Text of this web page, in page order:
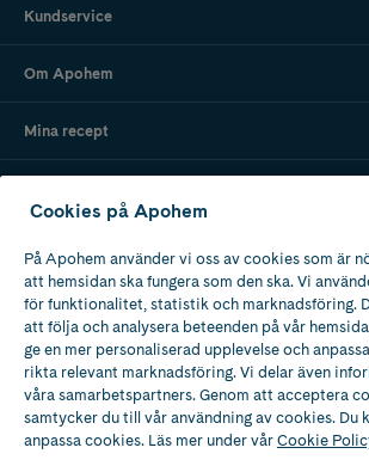
Kundservice
Om Apohem
Mina recept
Apotek med tillstånd
av Läkemedelsverket
Cookies på Apohem
På Apohem använder vi oss av cookies som är
att hemsidan ska fungera som den ska. Vi
för funktionalitet, statistik och marknadsföring.
att följa och analysera beteenden på vår
ge en mer personaliserad upplevelse och
rikta relevant marknadsföring. Vi delar även
våra samarbetspartners. Genom att acceptera
samtycker du till vår användning av cookies. Du
anpassa cookies. Läs mer under vårCookie